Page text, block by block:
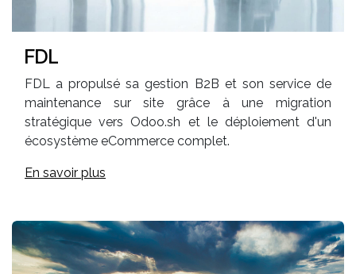
FDL
FDL a propulsé sa gestion B2B et son service de
maintenance sur site grâce à une migration
stratégique vers Odoo.sh et le déploiement d'un
écosystème eCommerce complet.
En savoir plus